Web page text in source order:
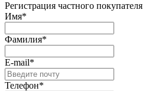
Регистрация частного покупателя
Имя*
Фамилия*
E-mail*
Телефон*